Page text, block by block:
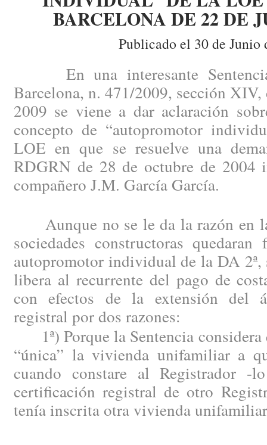
BARCELONA DE 22 DE
Publicado el 30 de Junio
En una interesante
Barcelona, n. 471/2009, sección
2009 se viene a dar aclaración
concepto de “autopromotor
LOE en que se resuelve una
RDGRN de 28 de octubre de 2004
compañero J.M. García García.
Aunque no se le da la razón en
sociedades constructoras
autopromotor individual de la DA 2ª,
libera al recurrente del pago de
con efectos de la extensión del
registral por dos razones:
1ª) Porque la Sentencia considera
“única” la vivienda unifamiliar a
cuando constare al Registrador -
certificación registral de otro
tenía inscrita otra vivienda